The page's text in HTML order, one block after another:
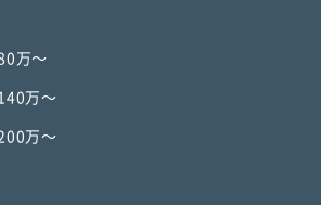
万〜
万〜
万〜